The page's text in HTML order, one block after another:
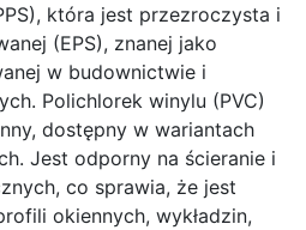
która jest przezroczysta i
(EPS), znanej jako
w budownictwie i
Polichlorek winylu (PVC)
dostępny w wariantach
Jest odporny na ścieranie i
co sprawia, że jest
okiennych, wykładzin,